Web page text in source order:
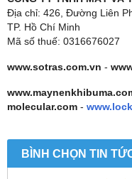
Địa chỉ: 426, Đường Liên
TP. Hồ Chí Minh
Mã số thuế: 0316676027
www.sotras.com.vn -
molecular.com -
BÌNH CHỌN TIN